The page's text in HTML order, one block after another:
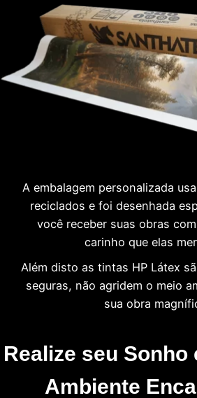
A embalagem personalizada
reciclados e foi desenhada
você receber suas obras
carinho que elas
Além disto as tintas HP Látex
seguras, não agridem o meio
sua obra
Realize seu Sonho
Ambiente